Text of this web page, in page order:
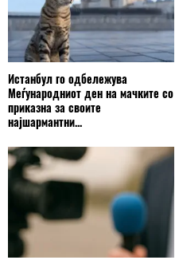
Истанбул го одбележува
Меѓународниот ден на мачките со
приказна за своите
најшармантни...